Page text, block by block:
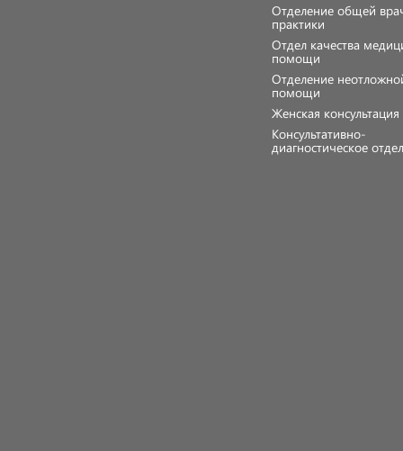
Отделение общей
практики
Отдел качества
помощи
Отделение
помощи
Женская
Консультативно-
диагностическое